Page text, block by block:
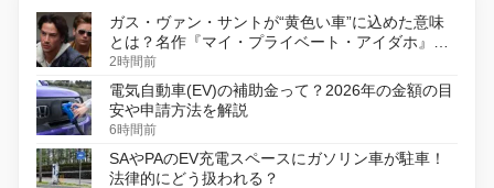
ガス・ヴァン・サントが“黄色い車”に込めた意味
とは？名作『マイ・プライベート・アイダホ』が
初のデジタルリマスター版で復活
2時間前
電気自動車(EV)の補助金って？2026年の金額の目
安や申請方法を解説
6時間前
SAやPAのEV充電スペースにガソリン車が駐車！
法律的にどう扱われる？